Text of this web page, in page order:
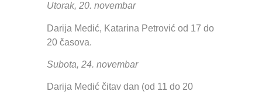
Utorak, 20. novembar
Darija Medić, Katarina Petrović od 17 do
20 časova.
Subota, 24. novembar
Darija Medić čitav dan (od 11 do 20